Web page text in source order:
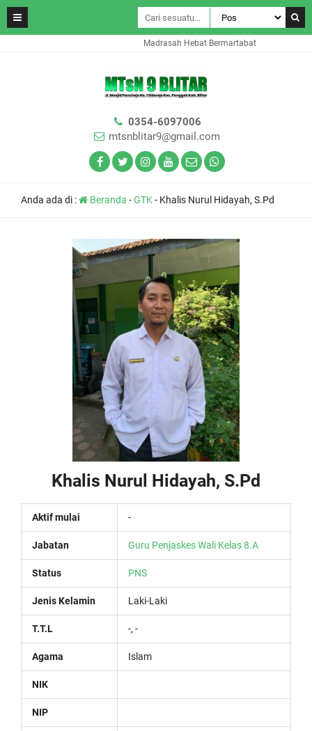
Madrasah Hebat Bermartabat
0354-6097006
mtsnblitar9@gmail.com
Anda ada di : Beranda -GTK- Khalis Nurul Hidayah, S.Pd
Khalis Nurul Hidayah, S.Pd
Aktif mulai -
Jabatan Guru PenjaskesWali Kelas 8.A
Status PNS
Jenis Kelamin Laki-Laki
T.T.L -, -
Agama Islam
NIK
NIP